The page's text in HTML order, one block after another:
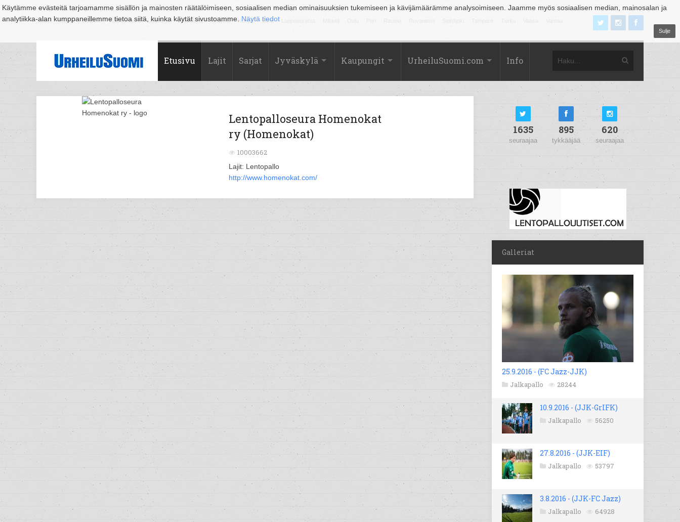
Käytämme evästeitä tarjoamamme sisällön ja mainosten räätälöimiseen, sosiaalisen median ominaisuuksien tukemiseen ja kävijämäärämme analysoimiseen. Jaamme myös sosiaalisen median, mainosalan ja
analytiikka-alan kumppaneillemme tietoa siitä, kuinka käytät sivustoamme. Näytä tiedot
Sulje
Suomi Espoo Helsinki Hämeenlinna Joensuu Jyväskylä Kouvola Kuopio Lahti
Etusivu Lajit Sarjat Jyväskylä Kaupungit UrheiluSuomi.com Info
Lentopalloseura Homenokat
ry (Homenokat)
10003662
Lajit: Lentopallo
http://www.homenokat.com/
1635
seuraajaa
895
tykkääjää
620
seuraajaa
Galleriat
25.9.2016 - (FC Jazz-JJK)
Jalkapallo 28244
10.9.2016 - (JJK-GrIFK)
Jalkapallo 56250
27.8.2016 - (JJK-EIF)
Jalkapallo 53797
3.8.2016 - (JJK-FC Jazz)
Jalkapallo 64928